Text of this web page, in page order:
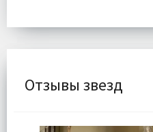
Отзывы звезд